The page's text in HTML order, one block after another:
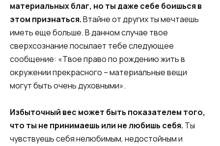
материальных благ, но ты даже себе боишься в
этом признаться.Втайне от других ты мечтаешь
иметь еще больше. В данном случае твое
сверхсознание посылает тебе следующее
сообщение: «Твое право по рождению жить в
окружении прекрасного – материальные вещи
могут быть очень духовными».
Избыточный вес может быть показателем того,
что ты не принимаешь или не любишь себя. Ты
чувствуешь себя нелюбимым, недостойным и